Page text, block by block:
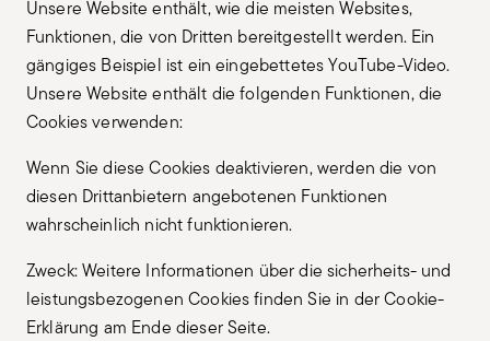
Unsere Website enthält, wie die meisten Websites,
Funktionen, die von Dritten bereitgestellt werden. Ein
gängiges Beispiel ist ein eingebettetes YouTube-Video.
Unsere Website enthält die folgenden Funktionen, die
Cookies verwenden:
Wenn Sie diese Cookies deaktivieren, werden die von
diesen Drittanbietern angebotenen Funktionen
wahrscheinlich nicht funktionieren.
Zweck: Weitere Informationen über die sicherheits- und
leistungsbezogenen Cookies finden Sie in der Cookie-
Erklärung am Ende dieser Seite.